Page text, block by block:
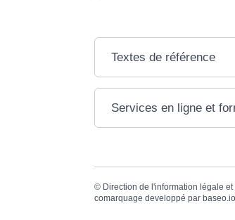
Textes de référence
Services en ligne et
© Direction de l'information légale
comarquage developpé par baseo.io